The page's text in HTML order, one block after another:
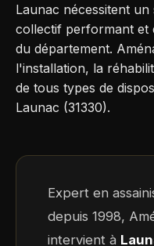
Launac nécessitent
collectif performant et
du département.
l'installation, la
de tous types de
Launac (31330).
Expert en
depuis 1998,
intervient à